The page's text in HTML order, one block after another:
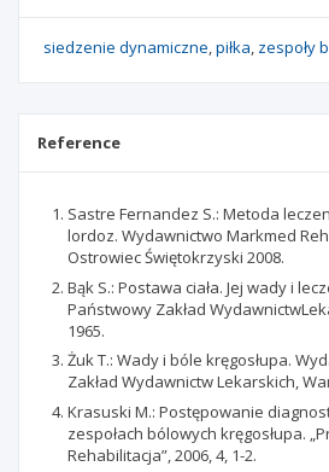
siedzenie dynamiczne piłka zespoły
Reference
Sastre Fernandez S.: Metoda
lordoz. Wydawnictwo Markmed
Ostrowiec Świętokrzyski 2008.
Bąk S.: Postawa ciała. Jej wady i
Państwowy Zakład
1965.
Żuk T.: Wady i bóle kręgosłupa.
Zakład Wydawnictw Lekarskich,
Krasuski M.: Postępowanie
zespołach bólowych kręgosłupa.
Rehabilitacja”, 2006, 4, 1-2.